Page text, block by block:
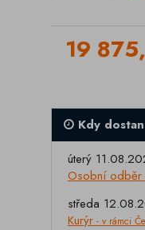
19
Kdy
úterý
Osobní odběr
středa
Kurýr - v rámci